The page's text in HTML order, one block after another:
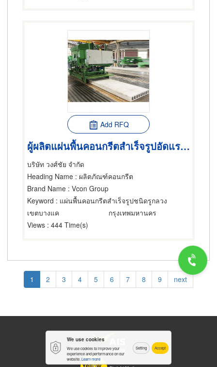
Add RFQ
ผู้ผลิตแผ่นพื้นคอนกรีตสำเร็จรูปอัดแรง HOLLOW CORE
บริษัท วงศ์ชัย จำกัด
Heading Name : ผลิตภัณฑ์คอนกรีต
Brand Name : Vcon Group
Keyword : แผ่นพื้นคอนกรีตสำเร็จรูปชนิดรูกลวง
เขตบางแค
กรุงเทพมหานคร
Views : 444 Time(s)
Pagination
Current
page
1 Page
2 Page
3 Page
4 Page
5 Page
6 Page
7 Page
8 Page
9
Next
page
next
We use cookies
We use cookies to improve your
experience and performance on our
website. Learn more
Setting Accept